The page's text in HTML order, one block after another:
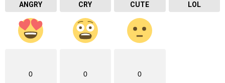
ANGRY CRY CUTE LOL
0 0 0